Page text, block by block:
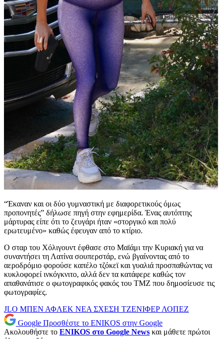
“Έκαναν και οι δύο γυμναστική με διαφορετικούς όμως
προπονητές” δήλωσε πηγή στην εφημερίδα. Ένας αυτόπτης
μάρτυρας είπε ότι το ζευγάρι ήταν «στοργικό και πολύ
ερωτευμένο» καθώς έφευγαν από το κτίριο.
Ο σταρ του Χόλιγουντ έφθασε στο Μαϊάμι την Κυριακή για να
συναντήσει τη Λατίνα σουπερστάρ, ενώ βγαίνοντας από το
αεροδρόμιο φορούσε καπέλο τζόκεϊ και γυαλιά προσπαθώντας να
κυκλοφορεί ινκόγκνιτο, αλλά δεν τα κατάφερε καθώς τον
απαθανάτισε ο φωτογραφικός φακός του ΤΜΖ που δημοσίευσε τις
φωτογραφίες.
JLO ΜΠΕΝ ΑΦΛΕΚ ΝΕΑ ΣΧΕΣΗ ΤΖΕΝΙΦΕΡ ΛΟΠΕΖ
Google Προσθέστε το ENIKOS στην Google
Ακολουθήστε το ENIKOS στο Google News και μάθετε πρώτοι